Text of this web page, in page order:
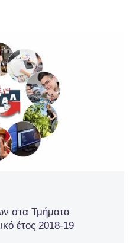
στα Τμήματα
έτος 2018-19